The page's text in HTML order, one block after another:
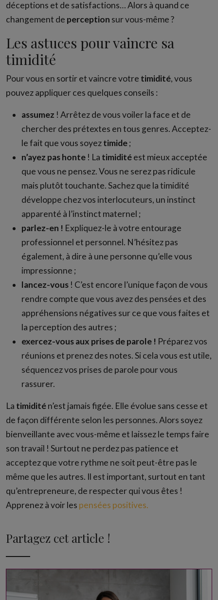
déceptions et de satisfactions… Alors à quand ce
changement de perception sur vous-même ?
Les astuces pour vaincre sa
timidité
Pour vous en sortir et vaincre votre timidité, vous
pouvez appliquer ces quelques conseils :
assumez ! Arrêtez de vous voiler la face et de
chercher des prétextes en tous genres. Acceptez-
le fait que vous soyeztimide;
n’ayez pas honte ! La timiditéest mieux acceptée
que vous ne pensez. Vous ne serez pas ridicule
mais plutôt touchante. Sachez que la timidité
développe chez vos interlocuteurs, un instinct
apparenté à l’instinct maternel ;
parlez-en ! Expliquez-le à votre entourage
professionnel et personnel. N’hésitez pas
également, à dire à une personne qu’elle vous
impressionne ;
lancez-vous ! C’est encore l’unique façon de vous
rendre compte que vous avez des pensées et des
appréhensions négatives sur ce que vous faites et
la perception des autres ;
exercez-vous aux prises de parole ! Préparez vos
réunions et prenez des notes. Si cela vous est utile,
séquencez vos prises de parole pour vous
rassurer.
La timiditén’est jamais figée. Elle évolue sans cesse et
de façon différente selon les personnes. Alors soyez
bienveillante avec vous-même et laissez le temps faire
son travail ! Surtout ne perdez pas patience et
acceptez que votre rythme ne soit peut-être pas le
même que les autres. Il est important, surtout en tant
qu’entrepreneure, de respecter qui vous êtes !
Apprenez à voir les pensées positives.
Partagez cet article !